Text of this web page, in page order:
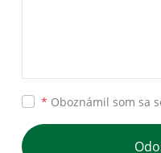
* Oboznámil som sa